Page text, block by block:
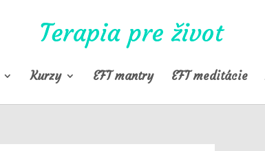
Kurzy EFT mantry EFT meditácie